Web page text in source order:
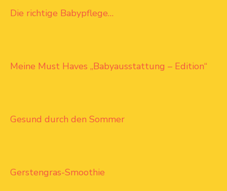
Die richtige Babypflege…
Meine Must Haves „Babyausstattung – Edition“
Gesund durch den Sommer
Gerstengras-Smoothie